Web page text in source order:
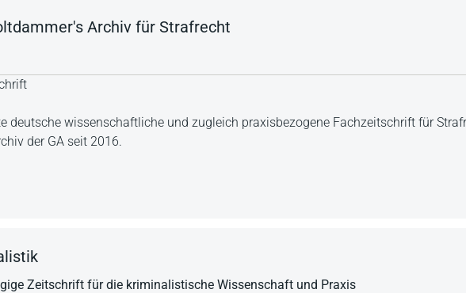
Archiv für Strafrecht
deutsche wissenschaftliche und zugleich praxisbezogene Fachzeitschrift für
der GA seit 2016.
Zeitschrift für die kriminalistische Wissenschaft und Praxis